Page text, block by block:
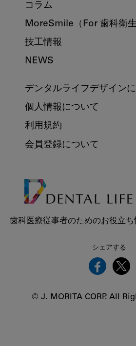
コラム
MoreSmile （For 歯科衛
技工情報
NEWS
デンタルライフデザイン
個人情報について
利用規約
会員登録について
歯科医療従事者のためのお役立ち
シェアする
© J. MORITA CORP. All